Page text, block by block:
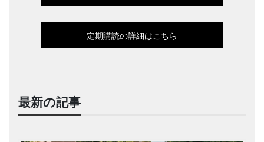
定期購読の詳細はこちら
最新の記事